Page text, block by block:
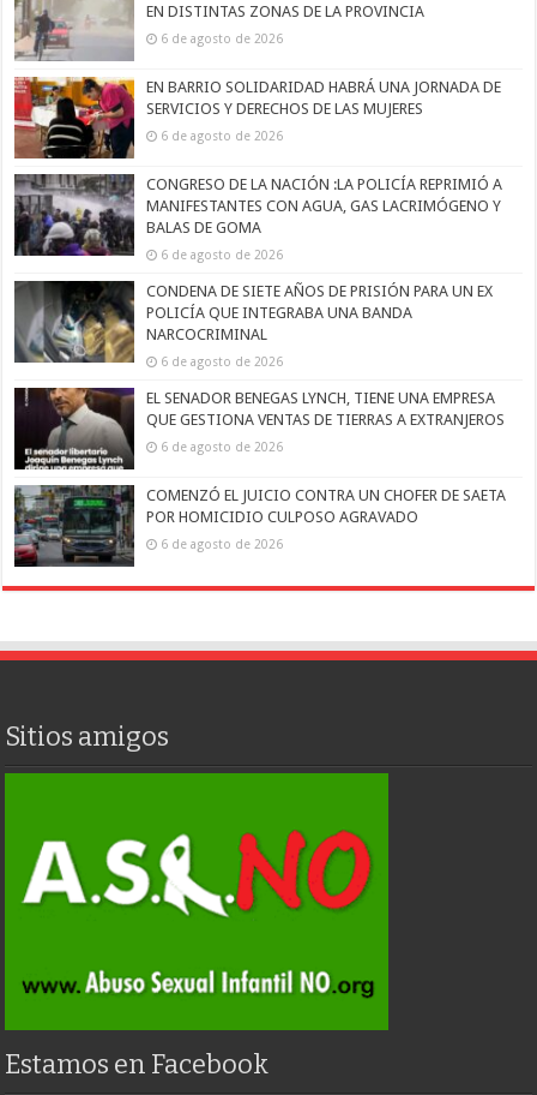
EN DISTINTAS ZONAS DE LA PROVINCIA
6 de agosto de 2026
EN BARRIO SOLIDARIDAD HABRÁ UNA JORNADA DE
SERVICIOS Y DERECHOS DE LAS MUJERES
6 de agosto de 2026
CONGRESO DE LA NACIÓN :LA POLICÍA REPRIMIÓ A
MANIFESTANTES CON AGUA, GAS LACRIMÓGENO Y
BALAS DE GOMA
6 de agosto de 2026
CONDENA DE SIETE AÑOS DE PRISIÓN PARA UN EX
POLICÍA QUE INTEGRABA UNA BANDA
NARCOCRIMINAL
6 de agosto de 2026
EL SENADOR BENEGAS LYNCH, TIENE UNA EMPRESA
QUE GESTIONA VENTAS DE TIERRAS A EXTRANJEROS
6 de agosto de 2026
COMENZÓ EL JUICIO CONTRA UN CHOFER DE SAETA
POR HOMICIDIO CULPOSO AGRAVADO
6 de agosto de 2026
Sitios amigos
Estamos en Facebook